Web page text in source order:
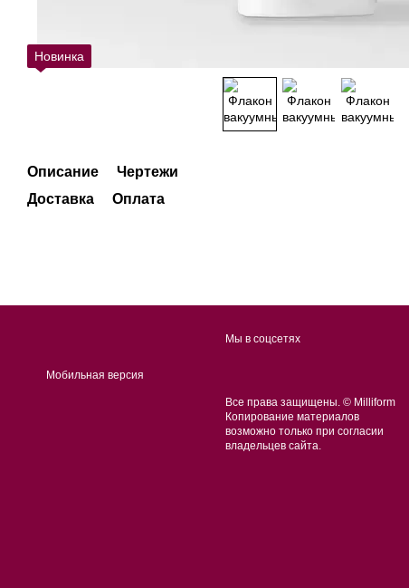
Новинка
Описание
Чертежи
Доставка
Оплата
Мобильная версия
Мы в соцсетях
Все права защищены. © Milliform
Копирование материалов
возможно только при согласии
владельцев сайта.